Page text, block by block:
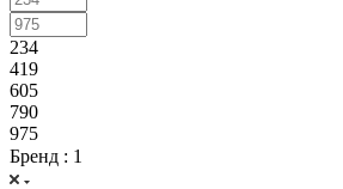
234
419
605
790
975
Бренд : 1